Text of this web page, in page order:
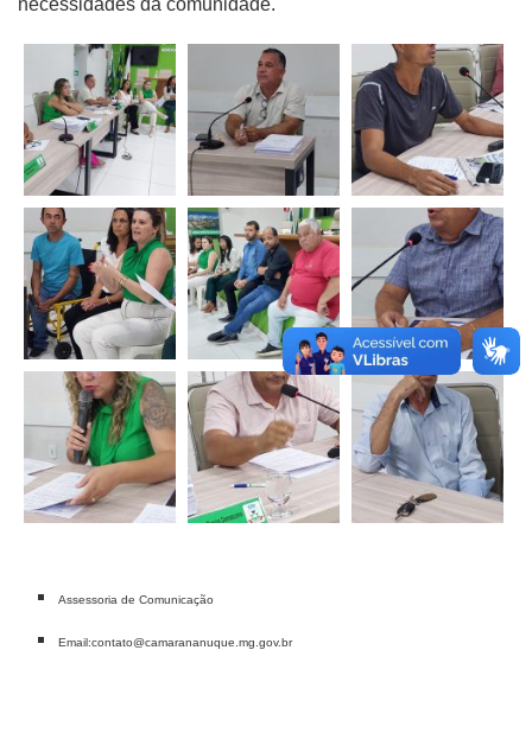
necessidades da comunidade.
Assessoria de Comunicação
Email:contato@camarananuque.mg.gov.br